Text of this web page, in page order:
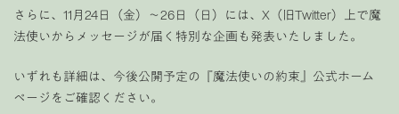
さらに、11月24日（金）〜26日（日）には、X （旧Twitter）上で魔
法使いからメッセージが届く特別な企画も発表いたしました。
いずれも詳細は、今後公開予定の『魔法使いの約束』公式ホーム
ページをご確認ください。